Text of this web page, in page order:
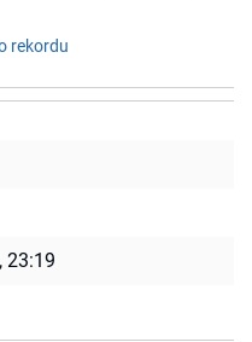
rekordu
23:19